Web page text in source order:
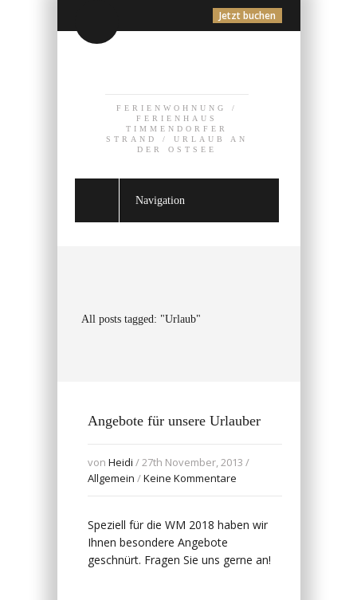
Jetzt buchen
FERIENWOHNUNG /
FERIENHAUS
TIMMENDORFER
STRAND / URLAUB AN
DER OSTSEE
Navigation
All posts tagged: "Urlaub"
Angebote für unsere Urlauber
von Heidi / 27th November, 2013 /
Allgemein /Keine Kommentare
Speziell für die WM 2018 haben wir
Ihnen besondere Angebote
geschnürt. Fragen Sie uns gerne an!